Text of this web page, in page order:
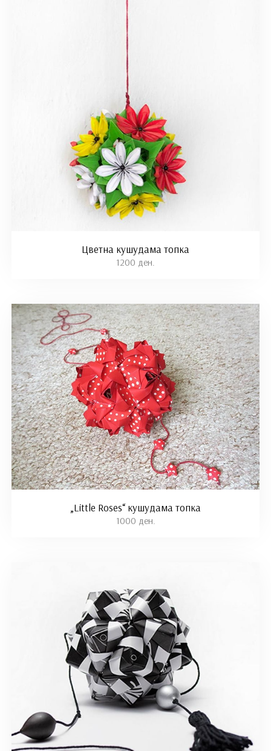
Цветна кушудама топка
1200 ден.
„Little Roses“ кушудама топка
1000 ден.